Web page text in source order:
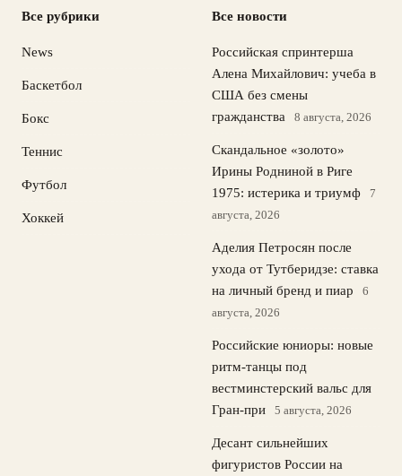
Все рубрики
News
Баскетбол
Бокс
Теннис
Футбол
Хоккей
Все новости
Российская спринтерша
Алена Михайлович: учеба в
США без смены
гражданства
8 августа, 2026
Скандальное «золото»
Ирины Родниной в Риге
1975: истерика и триумф
7
августа, 2026
Аделия Петросян после
ухода от Тутберидзе: ставка
на личный бренд и пиар
6
августа, 2026
Российские юниоры: новые
ритм-танцы под
вестминстерский вальс для
Гран-при
5 августа, 2026
Десант сильнейших
фигуристов России на